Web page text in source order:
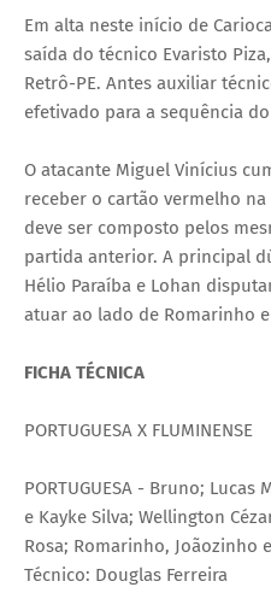
Em alta neste início de
saída do técnico Evaristo
Retrô-PE. Antes auxiliar
efetivado para a sequência
O atacante Miguel Vinícius
receber o cartão vermelho
deve ser composto pelos
partida anterior. A principal
Hélio Paraíba e Lohan
atuar ao lado de Romarinho
FICHA TÉCNICA
PORTUGUESA X FLUMINENSE
PORTUGUESA - Bruno;
e Kayke Silva; Wellington
Rosa; Romarinho, Joãozinho
Técnico: Douglas Ferreira